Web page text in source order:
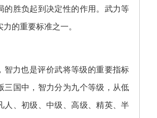
的胜负起到决定性的作用。武力等
的重要标准之一。
智力也是评价武将等级的重要指标
三国中，智力分为九个等级，从低
人、初级、中级、高级、精英、半